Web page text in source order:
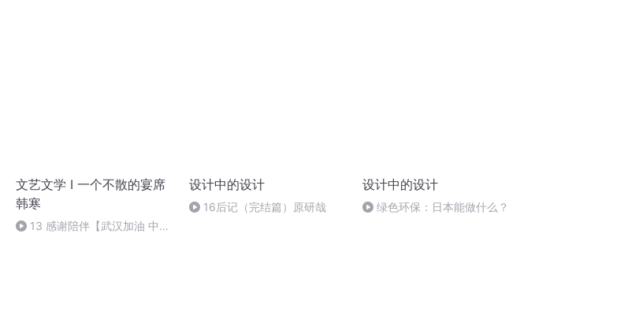
文艺文学 I 一个不散的宴席
韩寒
13 感谢陪伴【武汉加油 中国
设计中的设计
16后记（完结篇）原研哉
设计中的设计
绿色环保：日本能做什么？